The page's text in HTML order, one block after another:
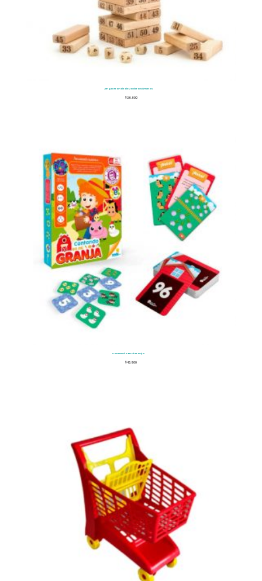
Jenga Grande de Madera Números
$26.900
Contando En Mi Granja
$45.900